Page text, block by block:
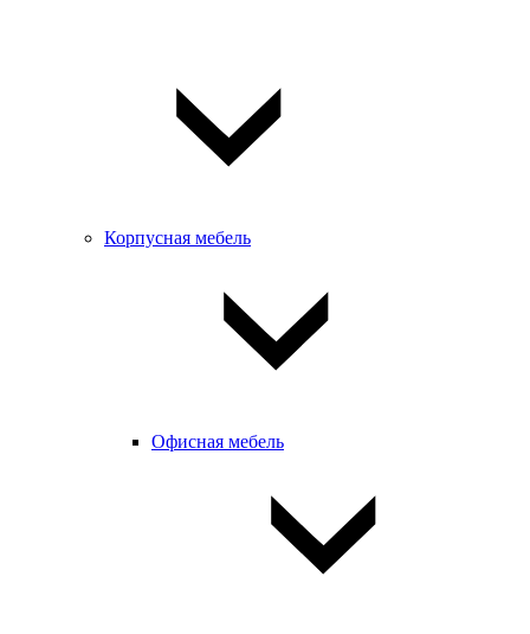
Корпусная мебель
Офисная мебель